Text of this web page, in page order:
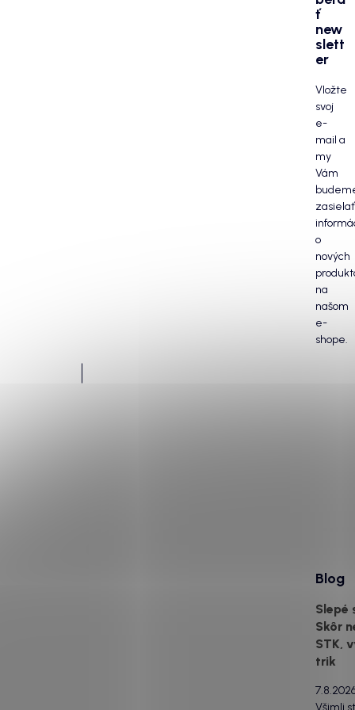
ť
new
slett
er
Vložte
svoj
e-
mail a
my
Vám
zasielať
o
nových
na
našom
e-
shope.
Blog
Slepé
Skôr
STK,
trik
Všimli